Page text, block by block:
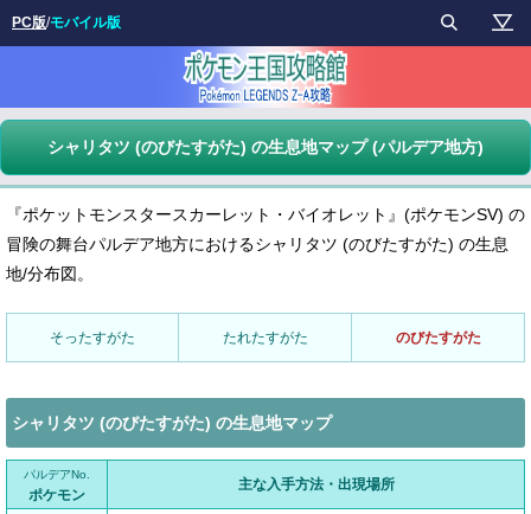
シャリタツ (のびたすがた) の生息地マップ (パルデア地方)
『ポケットモンスタースカーレット・バイオレット』(ポケモンSV) の
冒険の舞台パルデア地方におけるシャリタツ (のびたすがた) の生息
地/分布図。
そったすがた たれたすがた のびたすがた
シャリタツ (のびたすがた) の生息地マップ
パルデアNo.
ポケモン
主な入手方法・出現場所
PC版/モバイル版